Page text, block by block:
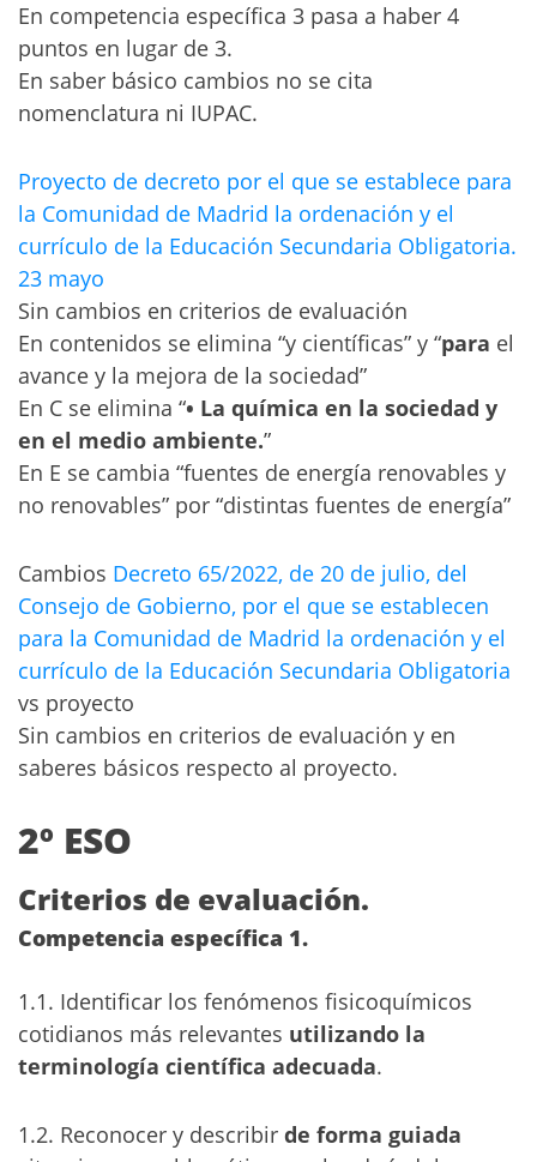
En competencia específica 3 pasa a haber 4
puntos en lugar de 3.
En saber básico cambios no se cita
nomenclatura ni IUPAC.
Proyecto de decreto por el que se establece para
la Comunidad de Madrid la ordenación y el
currículo de la Educación Secundaria Obligatoria.
23 mayo
Sin cambios en criterios de evaluación
En contenidos se elimina “y científicas” y “para el
avance y la mejora de la sociedad”
En C se elimina “• La química en la sociedad y
en el medio ambiente.”
En E se cambia “fuentes de energía renovables y
no renovables” por “distintas fuentes de energía”
Cambios Decreto 65/2022, de 20 de julio, del
Consejo de Gobierno, por el que se establecen
para la Comunidad de Madrid la ordenación y el
currículo de la Educación Secundaria Obligatoria
vs proyecto
Sin cambios en criterios de evaluación y en
saberes básicos respecto al proyecto.
2º ESO
Criterios de evaluación.
Competencia específica 1.
1.1. Identificar los fenómenos fisicoquímicos
cotidianos más relevantes utilizando la
terminología científica adecuada.
1.2. Reconocer y describir de forma guiada